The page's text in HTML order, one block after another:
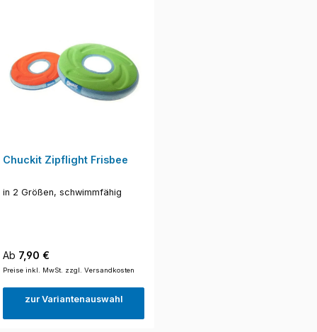
Chuckit Zipflight Frisbee
in 2 Größen, schwimmfähig
Regulärer Preis:
Ab 7,90 €
Preise inkl. MwSt. zzgl. Versandkosten
zur Variantenauswahl